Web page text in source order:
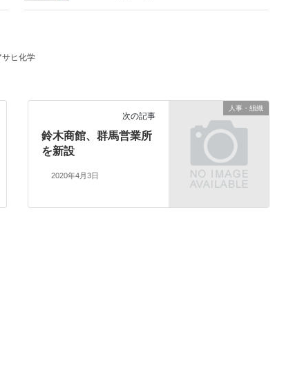
サヒ化学
人事・組織
次の記事
鈴木商館、群馬営業所
を新設
2020年4月3日